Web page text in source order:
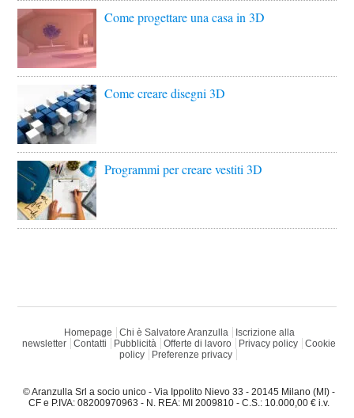
Come progettare una casa in 3D
Come creare disegni 3D
Programmi per creare vestiti 3D
Homepage Chi è Salvatore Aranzulla
Iscrizione alla
newsletter
Contatti Pubblicità Offerte di lavoro Privacy policy
Cookie
policy
Preferenze privacy
© Aranzulla Srl a socio unico - Via Ippolito Nievo 33 - 20145 Milano (MI) -
CF e P.IVA: 08200970963 - N. REA: MI 2009810 - C.S.: 10.000,00 € i.v.